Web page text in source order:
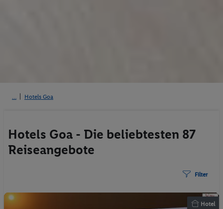
Hotels Goa
Hotels Goa - Die beliebtesten 87
Reiseangebote
Filter
Hotel